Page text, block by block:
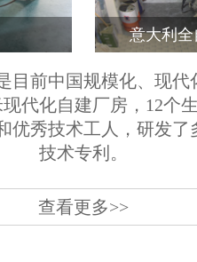
意大利
目前中国规模化、现代
代化自建厂房，12个
优秀技术工人，研发了
技术专利。
查看更多>>